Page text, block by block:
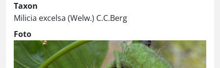
Taxon
Milicia excelsa (Welw.) C.C.Berg
Foto